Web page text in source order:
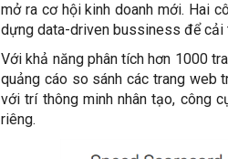
mở ra cơ hội kinh doanh mới. Hai
dựng data-driven bussiness để cải
Với khả năng phân tích hơn 1000
quảng cáo so sánh các trang web
với trí thông minh nhân tạo, công
riêng.